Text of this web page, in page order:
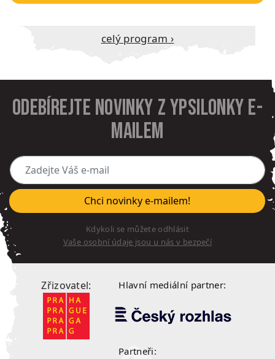
Celý program ›
Odebírejte novinky z Ypsilonky e-
mailem
Zadejte Váš e-mail
Chci novinky e-mailem!
Kdykoli se můžete odhlásit
Vaše osobní údaje jsou u nás v bezpečí
Zřizovatel: Hlavní mediální partner:
Partneři: